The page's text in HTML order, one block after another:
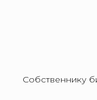
Собственнику